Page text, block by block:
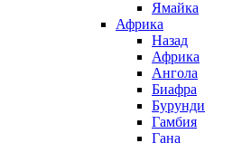
Ямайка
Африка
Назад
Африка
Ангола
Биафра
Бурунди
Гамбия
Гана